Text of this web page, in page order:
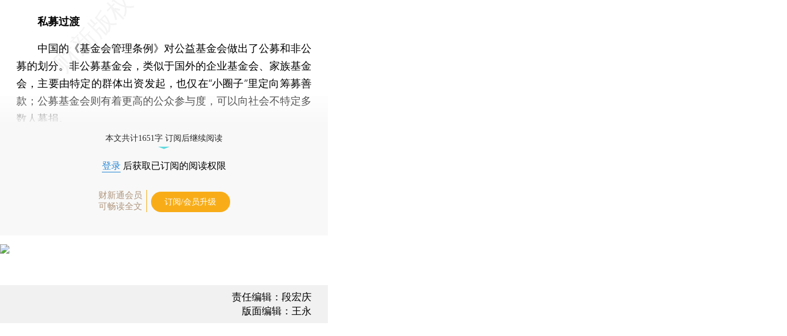
私募过渡
中国的《基金会管理条例》对公益基金会做出了公募和非公
募的划分。非公募基金会，类似于国外的企业基金会、家族基金
会，主要由特定的群体出资发起，也仅在“小圈子”里定向筹募善
款；公募基金会则有着更高的公众参与度，可以向社会不特定多
数人募捐。
本文共计1651字 订阅后继续阅读
登录 后获取已订阅的阅读权限
财新通会员
可畅读全文
订阅/会员升级
责任编辑：段宏庆
版面编辑：王永